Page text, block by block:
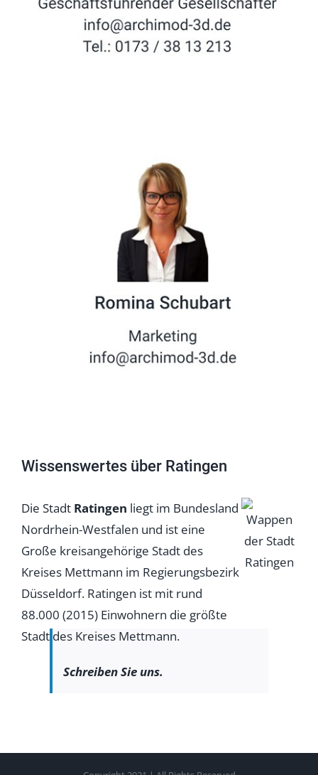
Wissenswertes über Ratingen
Die Stadt Ratingen liegt im Bundesland
Nordrhein-Westfalen und ist eine
Große kreisangehörige Stadt des
Kreises Mettmann im Regierungsbezirk
Düsseldorf. Ratingen ist mit rund
88.000 (2015) Einwohnern die größte
Stadt des Kreises Mettmann.
Schreiben Sie uns.